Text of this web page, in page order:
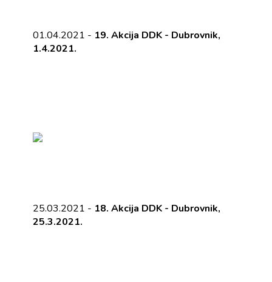
01.04.2021 - 19. Akcija DDK - Dubrovnik,
1.4.2021.
25.03.2021 - 18. Akcija DDK - Dubrovnik,
25.3.2021.